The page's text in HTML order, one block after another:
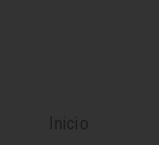
Inicio